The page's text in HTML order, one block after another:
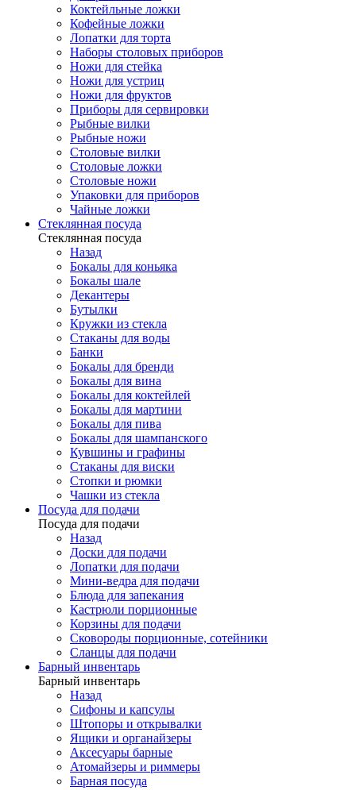
Коктейльные ложки
Кофейные ложки
Лопатки для торта
Наборы столовых приборов
Ножи для стейка
Ножи для устриц
Ножи для фруктов
Приборы для сервировки
Рыбные вилки
Рыбные ножи
Столовые вилки
Столовые ложки
Столовые ножи
Упаковки для приборов
Чайные ложки
Стеклянная посуда
Стеклянная посуда
Назад
Бокалы для коньяка
Бокалы шале
Декантеры
Бутылки
Кружки из стекла
Стаканы для воды
Банки
Бокалы для бренди
Бокалы для вина
Бокалы для коктейлей
Бокалы для мартини
Бокалы для пива
Бокалы для шампанского
Кувшины и графины
Стаканы для виски
Стопки и рюмки
Чашки из стекла
Посуда для подачи
Посуда для подачи
Назад
Доски для подачи
Лопатки для подачи
Мини-ведра для подачи
Блюда для запекания
Кастрюли порционные
Корзины для подачи
Сковороды порционные, сотейники
Сланцы для подачи
Барный инвентарь
Барный инвентарь
Назад
Сифоны и капсулы
Штопоры и открывалки
Ящики и органайзеры
Аксесуары барные
Атомайзеры и риммеры
Барная посуда